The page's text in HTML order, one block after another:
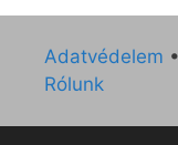
Adatvédelem •
Rólunk